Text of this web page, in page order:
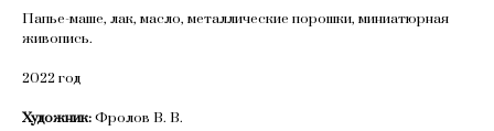
Папье-маше, лак, масло, металлические порошки, миниатюрная
живопись.
2022 год
Художник:Фролов В. В.